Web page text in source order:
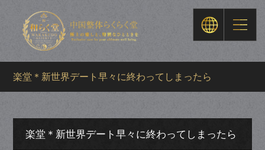
楽堂＊新世界デート早々に終わってしまったら
楽堂＊新世界デート早々に終わってしまったら